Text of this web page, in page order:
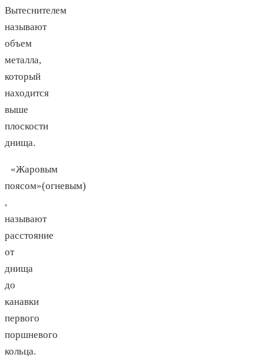
Вытеснителем
называют
объем
металла,
который
находится
выше
плоскости
днища.
«Жаровым
поясом»(огневым)
,
называют
расстояние
от
днища
до
канавки
первого
поршневого
кольца.